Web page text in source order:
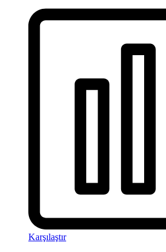
Karşılaştır